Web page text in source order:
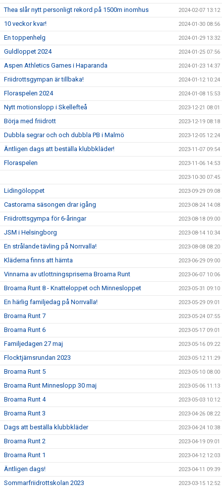
Thea slår nytt personligt rekord på 1500m inomhus 2024-02-07 13:12
10 veckor kvar! 2024-01-30 08:56
En toppenhelg 2024-01-29 13:32
Guldloppet 2024 2024-01-25 07:56
Aspen Athletics Games i Haparanda 2024-01-23 14:37
Friidrottsgympan är tillbaka! 2024-01-12 10:24
Floraspelen 2024 2024-01-08 15:53
Nytt motionslopp i Skellefteå 2023-12-21 08:01
Börja med friidrott 2023-12-19 08:18
Dubbla segrar och och dubbla PB i Malmö 2023-12-05 12:24
Äntligen dags att beställa klubbkläder! 2023-11-07 09:54
Floraspelen 2023-11-06 14:53
2023-10-30 07:45
Lidingöloppet 2023-09-29 09:08
Castorama säsongen drar igång 2023-08-24 14:08
Friidrottsgympa för 6-åringar 2023-08-18 09:00
JSM i Helsingborg 2023-08-14 10:34
En strålande tävling på Norrvalla! 2023-08-08 08:20
Kläderna finns att hämta 2023-06-29 09:00
Vinnarna av utlottningspriserna Broarna Runt 2023-06-07 10:06
Broarna Runt 8 - Knatteloppet och Minnesloppet 2023-05-31 09:10
En härlig familjedag på Norrvalla! 2023-05-29 09:01
Broarna Runt 7 2023-05-24 07:55
Broarna Runt 6 2023-05-17 09:01
Familjedagen 27 maj 2023-05-16 09:22
Flocktjärnsrundan 2023 2023-05-12 11:29
Broarna Runt 5 2023-05-10 08:00
Broarna Runt Minneslopp 30 maj 2023-05-06 11:13
Broarna Runt 4 2023-05-03 10:12
Broarna Runt 3 2023-04-26 08:22
Dags att beställa klubbkläder 2023-04-24 10:38
Broarna Runt 2 2023-04-19 09:01
Broarna Runt 1 2023-04-12 12:03
Äntligen dags! 2023-04-11 09:39
Sommarfriidrottskolan 2023 2023-03-15 12:52